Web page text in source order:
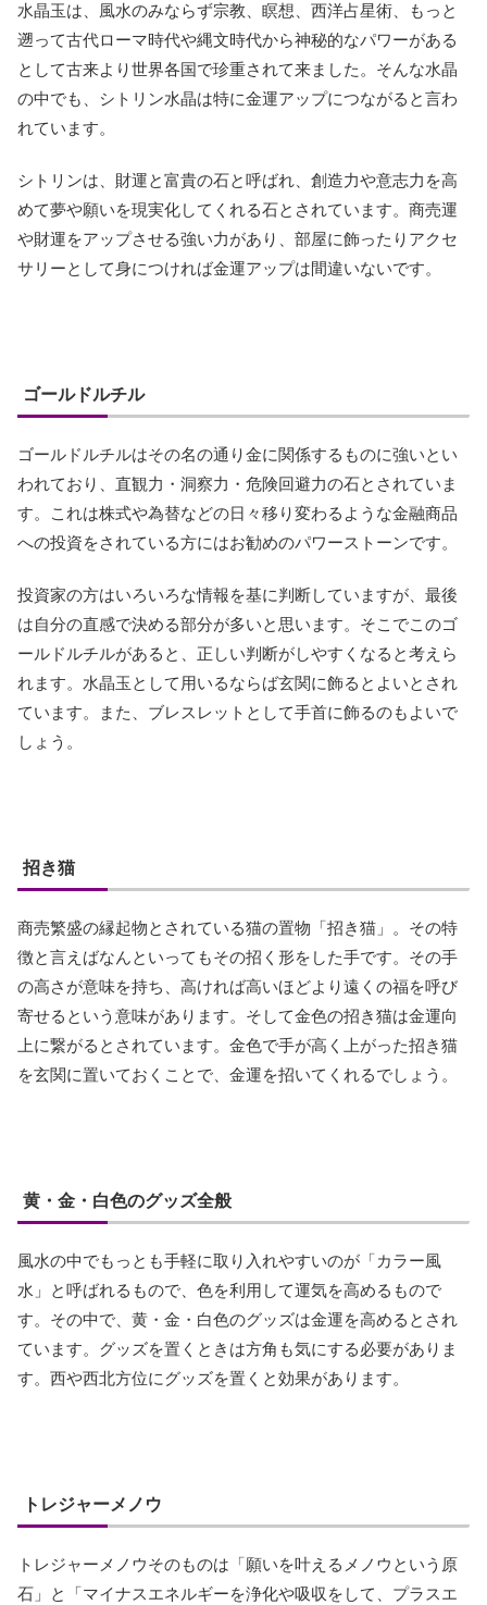
水晶玉は、風水のみならず宗教、瞑想、西洋占星術、もっと
遡って古代ローマ時代や縄文時代から神秘的なパワーがある
として古来より世界各国で珍重されて来ました。そんな水晶
の中でも、シトリン水晶は特に金運アップにつながると言わ
れています。
シトリンは、財運と富貴の石と呼ばれ、創造力や意志力を高
めて夢や願いを現実化してくれる石とされています。商売運
や財運をアップさせる強い力があり、部屋に飾ったりアクセ
サリーとして身につければ金運アップは間違いないです。
ゴールドルチル
ゴールドルチルはその名の通り金に関係するものに強いとい
われており、直観力・洞察力・危険回避力の石とされていま
す。これは株式や為替などの日々移り変わるような金融商品
への投資をされている方にはお勧めのパワーストーンです。
投資家の方はいろいろな情報を基に判断していますが、最後
は自分の直感で決める部分が多いと思います。そこでこのゴ
ールドルチルがあると、正しい判断がしやすくなると考えら
れます。水晶玉として用いるならば玄関に飾るとよいとされ
ています。また、ブレスレットとして手首に飾るのもよいで
しょう。
招き猫
商売繁盛の縁起物とされている猫の置物「招き猫」。その特
徴と言えばなんといってもその招く形をした手です。その手
の高さが意味を持ち、高ければ高いほどより遠くの福を呼び
寄せるという意味があります。そして金色の招き猫は金運向
上に繋がるとされています。金色で手が高く上がった招き猫
を玄関に置いておくことで、金運を招いてくれるでしょう。
黄・金・白色のグッズ全般
風水の中でもっとも手軽に取り入れやすいのが「カラー風
水」と呼ばれるもので、色を利用して運気を高めるもので
す。その中で、黄・金・白色のグッズは金運を高めるとされ
ています。グッズを置くときは方角も気にする必要がありま
す。西や西北方位にグッズを置くと効果があります。
トレジャーメノウ
トレジャーメノウそのものは「願いを叶えるメノウという原
石」と「マイナスエネルギーを浄化や吸収をして、プラスエ